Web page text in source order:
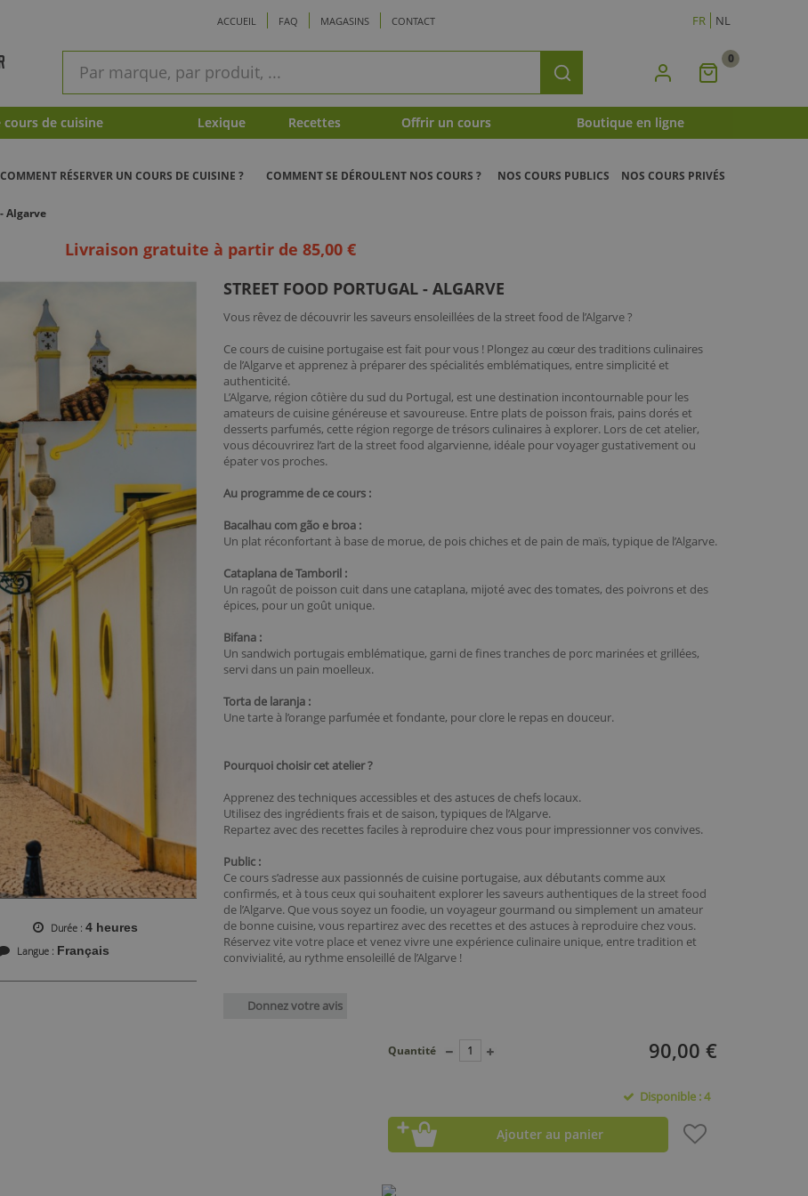
ACCUEIL FAQ MAGASINS CONTACT FR NL
rapide
Rechercher Mon
0
cours de cuisine Lexique Recettes Offrir un cours Boutique en ligne
COMMENT RÉSERVER UN COURS DE CUISINE ? COMMENT SE DÉROULENT NOS COURS ? NOS COURS PUBLICS NOS COURS PRIVÉS
Algarve
Livraison gratuite à partir de 85,00 €
STREET FOOD PORTUGAL - ALGARVE
Durée
4 heures
Langue Français
Vous rêvez de découvrir les saveurs ensoleillées de la street food de l’Algarve ?
Ce cours de cuisine portugaise est fait pour vous ! Plongez au cœur des traditions culinaires
de l’Algarve et apprenez à préparer des spécialités emblématiques, entre simplicité et
authenticité.
L’Algarve, région côtière du sud du Portugal, est une destination incontournable pour les
amateurs de cuisine généreuse et savoureuse. Entre plats de poisson frais, pains dorés et
desserts parfumés, cette région regorge de trésors culinaires à explorer. Lors de cet atelier,
vous découvrirez l’art de la street food algarvienne, idéale pour voyager gustativement ou
épater vos proches.
Au programme de ce cours :
Bacalhau com gão e broa :
Un plat réconfortant à base de morue, de pois chiches et de pain de maïs, typique de l’Algarve.
Cataplana de Tamboril :
Un ragoût de poisson cuit dans une cataplana, mijoté avec des tomates, des poivrons et des
épices, pour un goût unique.
Bifana :
Un sandwich portugais emblématique, garni de fines tranches de porc marinées et grillées,
servi dans un pain moelleux.
Torta de laranja :
Une tarte à l’orange parfumée et fondante, pour clore le repas en douceur.
Pourquoi choisir cet atelier ?
Apprenez des techniques accessibles et des astuces de chefs locaux.
Utilisez des ingrédients frais et de saison, typiques de l’Algarve.
Repartez avec des recettes faciles à reproduire chez vous pour impressionner vos convives.
Public :
Ce cours s’adresse aux passionnés de cuisine portugaise, aux débutants comme aux
confirmés, et à tous ceux qui souhaitent explorer les saveurs authentiques de la street food
de l’Algarve. Que vous soyez un foodie, un voyageur gourmand ou simplement un amateur
de bonne cuisine, vous repartirez avec des recettes et des astuces à reproduire chez vous.
Réservez vite votre place et venez vivre une expérience culinaire unique, entre tradition et
convivialité, au rythme ensoleillé de l’Algarve !
Donnez votre avis
90,00 €
Quantité
Disponible : 4
Ajouter au panier